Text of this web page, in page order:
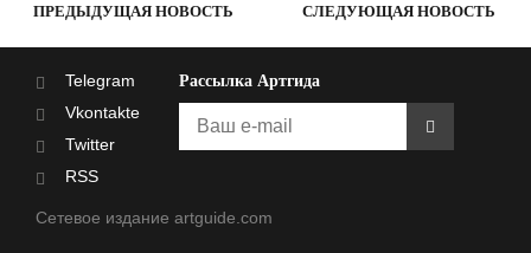
ПРЕДЫДУЩАЯ НОВОСТЬ СЛЕДУЮЩАЯ НОВОСТЬ
Telegram
Vkontakte
Twitter
RSS
Рассылка Артгида
Сетевое издание artguide.com